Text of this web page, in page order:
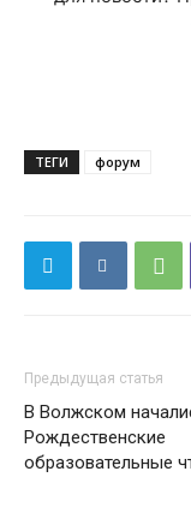
ТЕГИ форум
Предыдущая статья
В Волжском
Рождественские
образовательные